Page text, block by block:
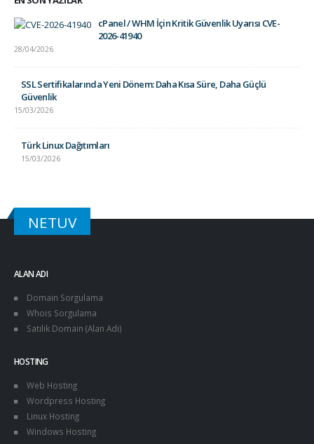
cPanel / WHM İçin Kritik Güvenlik Uyarısı CVE-
2026-41940
28/04/2026
SSL Sertifikalarında Yeni Dönem: Daha Kısa Süre, Daha Güçlü
Güvenlik
15/03/2026
Türk Linux Dağıtımları
15/03/2026
NETUV
ALAN ADI
Domain Sorgulama
Whois Sorgulama
Satılık Domain (Alan Adı)
HOSTING
Web Hosting
Wordpress Hosting
Linux Hosting
Windows Hosting